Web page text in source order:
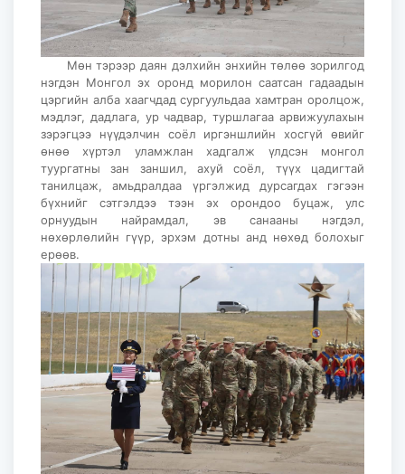
Мөн тэрээр даян дэлхийн энхийн төлөө зорилгод
нэгдэн Монгол эх оронд морилон саатсан гадаадын
цэргийн алба хаагчдад сургуульдаа хамтран оролцож,
мэдлэг, дадлага, ур чадвар, туршлагаа арвижуулахын
зэрэгцээ нүүдэлчин соёл иргэншлийн хосгүй өвийг
өнөө хүртэл уламжлан хадгалж үлдсэн монгол
туургатны зан заншил, ахуй соёл, түүх цадигтай
танилцаж, амьдралдаа үргэлжид дурсагдах гэгээн
бүхнийг сэтгэлдээ тээн эх орондоо буцаж, улс
орнуудын найрамдал, эв санааны нэгдэл,
нөхөрлөлийн гүүр, эрхэм дотны анд нөхөд болохыг
ерөөв.